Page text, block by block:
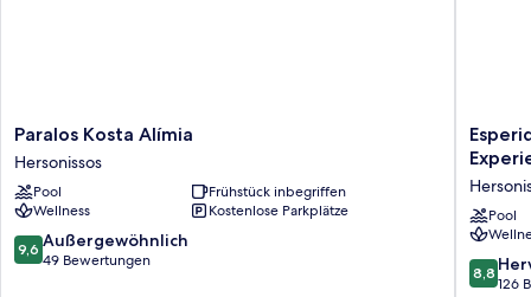
Paralos
Kosta
Alímia
Hersonissos
Paralos Kosta Alímia
Hersonissos
Pool
Frühstück inbegriffen
Wellness
Kostenlose Parkplätze
9.6
von
9,6 Außergewöhnlich
49 Bewertungen
Resort
Crete,
The
Pool
8.8
von
8,8
126